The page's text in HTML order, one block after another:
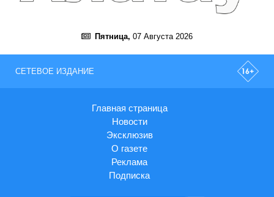
Пятница, 07 Августа 2026
СЕТЕВОЕ ИЗДАНИЕ
Главная страница
Новости
Эксклюзив
О газете
Реклама
Подписка